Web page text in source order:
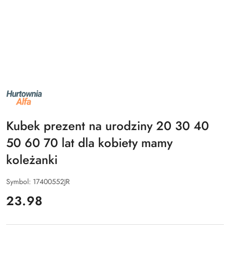
NAZWA
PRODUCENTA:
ALFA
Kubek prezent na urodziny 20 30 40
50 60 70 lat dla kobiety mamy
koleżanki
Symbol: 17400552JR
cena:
23.98